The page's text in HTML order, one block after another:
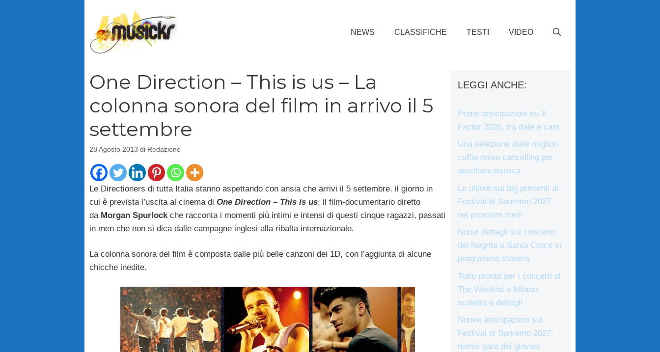
NEWS CLASSIFICHE TESTI VIDEO
One Direction – This is us – La
colonna sonora del film in arrivo il 5
settembre
28 Agosto 2013 di Redazione
Le Directioners di tutta Italia stanno aspettando con ansia che arrivi il 5 settembre, il giorno in
cui è prevista l’uscita al cinema di One Direction – This is us, il film-documentario diretto
da Morgan Spurlock che racconta i momenti più intimi e intensi di questi cinque ragazzi, passati
in men che non si dica dalle campagne inglesi alla ribalta internazionale.
La colonna sonora del film è composta dalle più belle canzoni dei 1D, con l’aggiunta di alcune
chicche inedite.
LEGGI ANCHE:
Prime anticipazioni su X
Factor 2026, tra date e cast
Una selezione delle migliori
cuffie noise cancelling per
ascoltare musica
Le ultime sui big presenti al
Festival di Sanremo 2027
nei prossimi mesi
Nuovi dettagli sul concerto
dei Negrita a Santa Croce in
programma stasera
Tutto pronto per i concerti di
The Weeknd a Milano:
scaletta e dettagli
Nuove anticipazioni sul
Festival di Sanremo 2027:
niente gara dei giovani